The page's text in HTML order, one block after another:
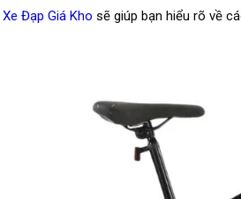
Xe Đạp Giá Kho sẽ giúp bạn hiểu rõ về